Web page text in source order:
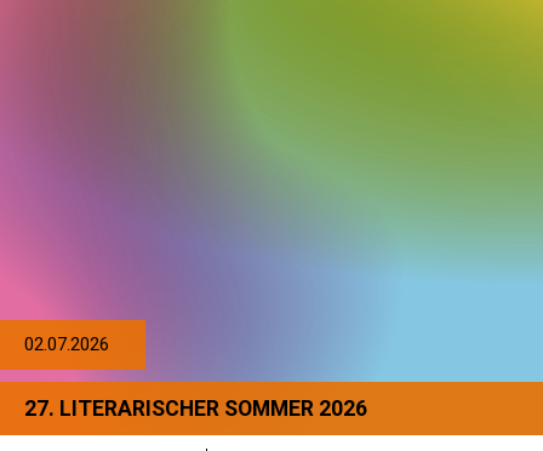
02.07.2026
27. LITERARISCHER SOMMER 2026